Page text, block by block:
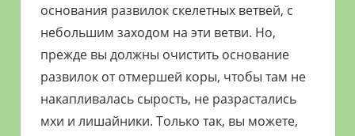
основания развилок скелетных ветвей, с
небольшим заходом на эти ветви. Но,
прежде вы должны очистить основание
развилок от отмершей коры, чтобы там не
накапливалась сырость, не разрастались
мхи и лишайники. Только так, вы можете,